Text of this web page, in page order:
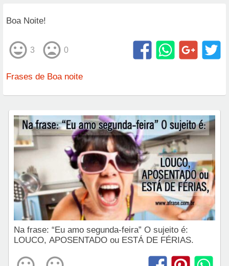
Boa Noite!
3 0
Frases de Boa noite
Na frase: “Eu amo segunda-feira” O sujeito é:
LOUCO, APOSENTADO ou ESTÁ DE FÉRIAS.